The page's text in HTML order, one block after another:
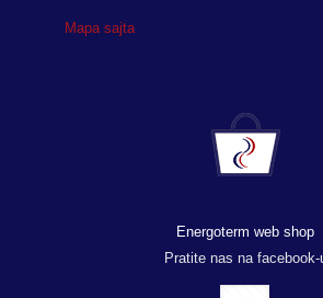
Mapa sajta
Energoterm web shop
Pratite nas na facebook-